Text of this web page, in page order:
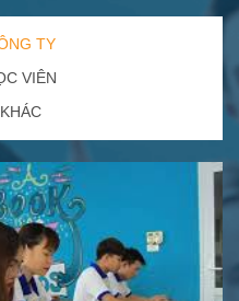
TY
VIÊN